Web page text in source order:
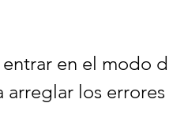
en el modo
arreglar los